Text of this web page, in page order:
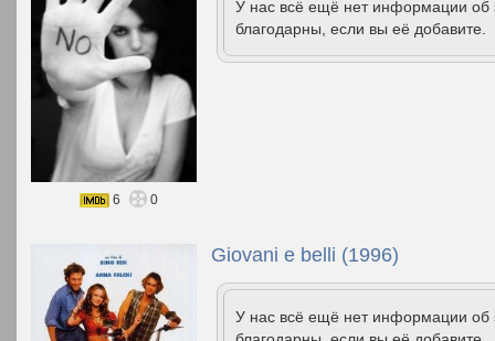
У нас всё ещё нет информации
благодарны, если вы её добавите.
6 0
Giovani e belli (1996)
У нас всё ещё нет информации